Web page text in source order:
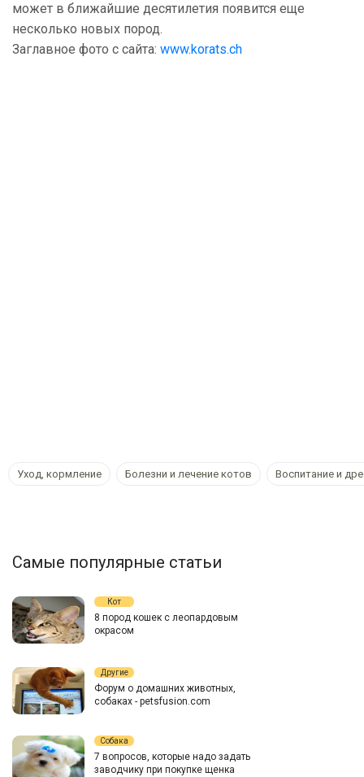
может в ближайшие десятилетия появится еще
несколько новых пород.
Заглавное фото с сайта: www.korats.ch
Уход, кормление Болезни и лечение котов Воспитание и
Самые популярные статьи
Кот
8 пород кошек с леопардовым
окрасом
Другие
Форум о домашних животных,
собаках - petsfusion.com
Собака
7 вопросов, которые надо задать
заводчику при покупке щенка